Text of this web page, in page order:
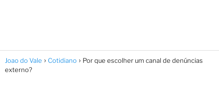
Joao do Vale Cotidiano
Por que escolher um canal de denúncias
externo?